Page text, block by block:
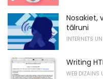
Nosakiet,
tālruni
INTERNETS
Writing
WEB DIZAINS